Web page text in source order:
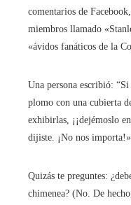
comentarios de
miembros llamado
«ávidos fanáticos de la
Una persona escribió:
plomo con una cubierta
exhibirlas, ¡¡dejémoslo
dijiste. ¡No nos importa!»
Quizás te preguntes:
chimenea? (No. De